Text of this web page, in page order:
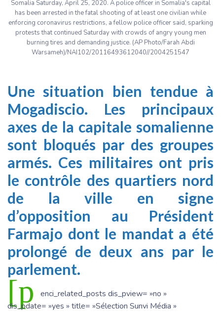
Somalia Saturday, April 25, 2020. A police officer in Somalia's capital
has been arrested in the fatal shooting of at least one civilian while
enforcing coronavirus restrictions, a fellow police officer said, sparking
protests that continued Saturday with crowds of angry young men
burning tires and demanding justice. (AP Photo/Farah Abdi
Warsameh)/NAI102/20116493612040//2004251547
Une situation bien tendue à
Mogadiscio. Les principaux
axes de la capitale somalienne
sont bloqués par des groupes
armés. Ces militaires ont pris
le contrôle des quartiers nord
de la ville en signe
d’opposition au Président
Farmajo dont le mandat a été
prolongé de deux ans par le
parlement.
[p
enci_related_posts dis_pview= »no »
dis_pdate= »yes » title= »Sélection Sunvi Média »